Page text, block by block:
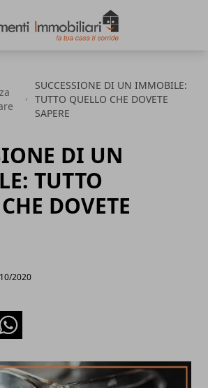
SUCCESSIONE DI UN IMMOBILE:
TUTTO QUELLO CHE DOVETE
SAPERE
DI UN
TUTTO
DOVETE
2020
Whatsapp